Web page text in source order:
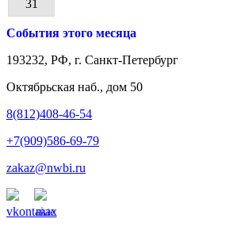
31
События этого месяца
193232, РФ, г. Санкт-Петербург
Октябрьская наб., дом 50
8(812)408-46-54
+7(909)586-69-79
zakaz@nwbi.ru